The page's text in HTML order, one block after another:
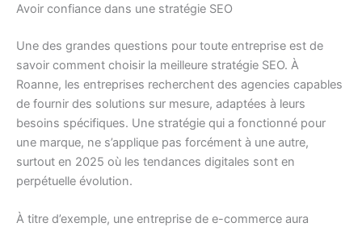
Avoir confiance dans une stratégie SEO
Une des grandes questions pour toute entreprise est de
savoir comment choisir la meilleure stratégie SEO. À
Roanne, les entreprises recherchent des agencies capables
de fournir des solutions sur mesure, adaptées à leurs
besoins spécifiques. Une stratégie qui a fonctionné pour
une marque, ne s’applique pas forcément à une autre,
surtout en 2025 où les tendances digitales sont en
perpétuelle évolution.
À titre d’exemple, une entreprise de e-commerce aura